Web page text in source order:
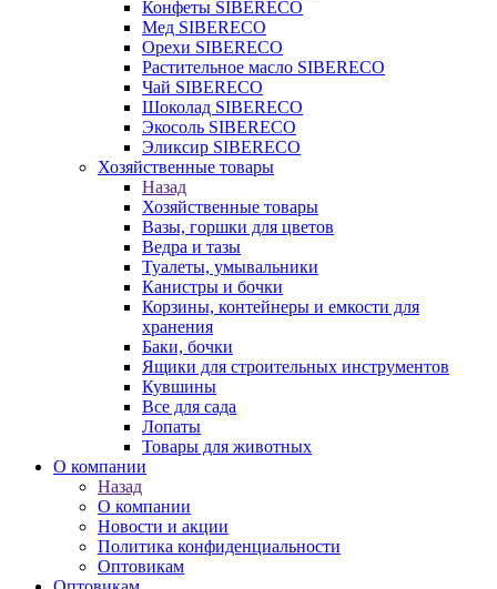
Конфеты SIBERECO
Мед SIBERECO
Орехи SIBERECO
Растительное масло SIBERECO
Чай SIBERECO
Шоколад SIBERECO
Экосоль SIBERECO
Эликсир SIBERECO
Хозяйственные товары
Назад
Хозяйственные товары
Вазы, горшки для цветов
Ведра и тазы
Туалеты, умывальники
Канистры и бочки
Корзины, контейнеры и емкости для
хранения
Баки, бочки
Ящики для строительных инструментов
Кувшины
Все для сада
Лопаты
Товары для животных
О компании
Назад
О компании
Новости и акции
Политика конфиденциальности
Оптовикам